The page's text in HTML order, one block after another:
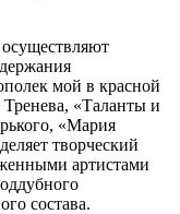
мой в красной
«Таланты и
«Мария
творческий
артистами
состава.